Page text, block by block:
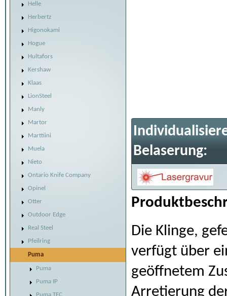
Helle
Herbertz
Higonokami
Hogue
Hultafors
Kershaw
Klaas
LionSteel
Manly
Martor
Marttiini
Muela
Nieto
Ontario Knife Company
Opinel
Otter
Outdoor Edge
Real Steel
Pfeilring
Puma
Puma
Puma IP
Belaserung:
Die Klinge,
verfügt über
geöffnetem
Arretierung